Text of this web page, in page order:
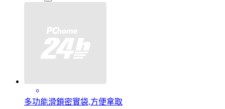
多功能滑鎖密實袋,方便拿取